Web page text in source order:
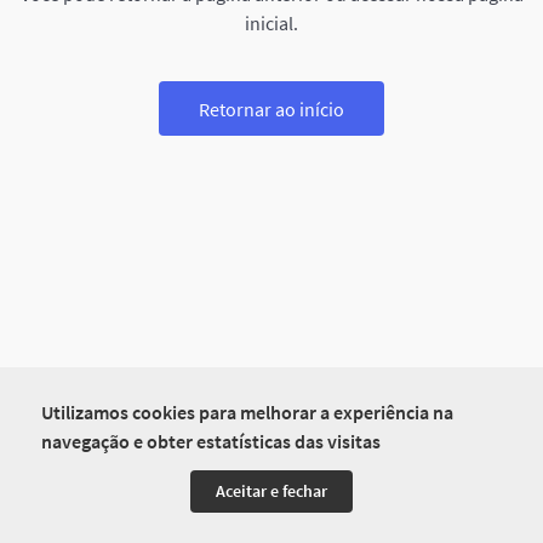
Utilizamos cookies para melhorar a experiência na
navegação e obter estatísticas das visitas
Aceitar e fechar
inicial.
Retornar ao início